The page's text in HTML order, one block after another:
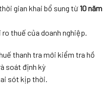
gian khai bổ sung từ 10 năm
thuế của doanh nghiệp.
thanh tra mới kiểm tra hồ
soát định kỳ
sót kịp thời.